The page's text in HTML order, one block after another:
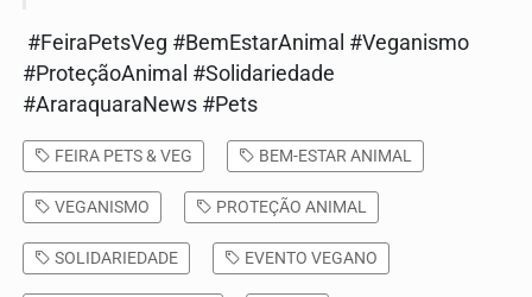
#FeiraPetsVeg #BemEstarAnimal #Veganismo
#ProteçãoAnimal #Solidariedade
#AraraquaraNews #Pets
FEIRA PETS & VEG BEM-ESTAR ANIMAL
VEGANISMO PROTEÇÃO ANIMAL
SOLIDARIEDADE EVENTO VEGANO